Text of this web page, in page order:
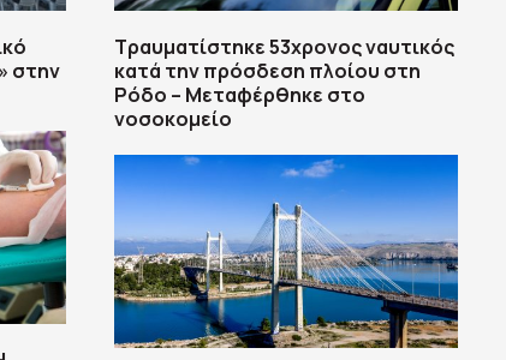
στην
Τραυματίστηκε 53χρονος ναυτικός
κατά την πρόσδεση πλοίου στη
Ρόδο – Μεταφέρθηκε στο
νοσοκομείο